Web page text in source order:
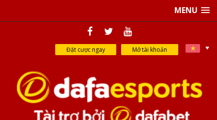
MENU
Đặt cược ngay Mở tài khoản